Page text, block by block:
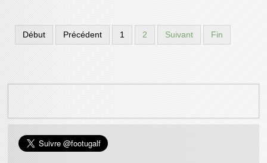
Début Précédent 1 2 Suivant Fin